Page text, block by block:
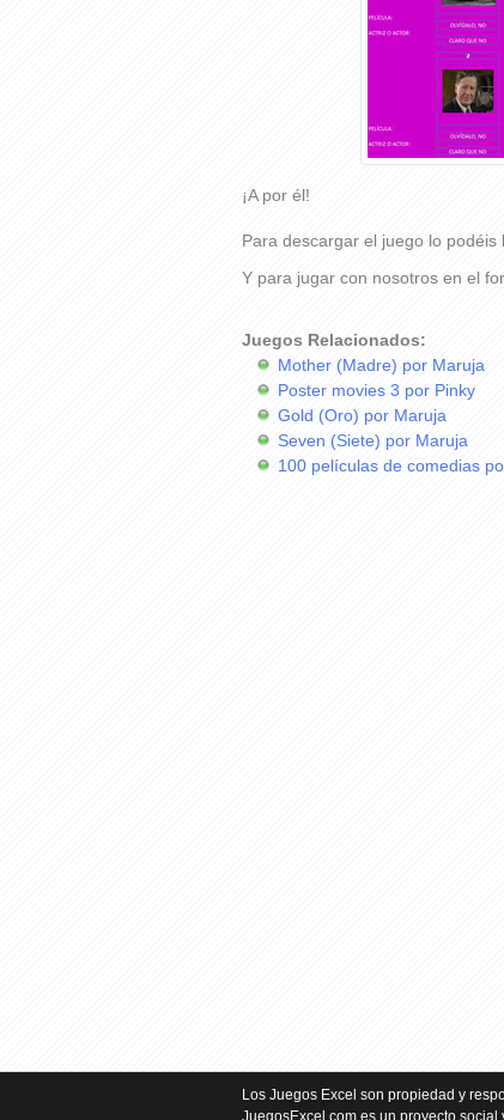
¡A por él!
Para descargar el juego lo podéis
Y para jugar con nosotros en el
Juegos Relacionados:
Mother (Madre) por Maruja
Poster movies 3 por Pinky
Gold (Oro) por Maruja
Seven (Siete) por Maruja
100 películas de comedias
Los Juegos Excel son propiedad y
JuegosExcel.com es un proyecto social